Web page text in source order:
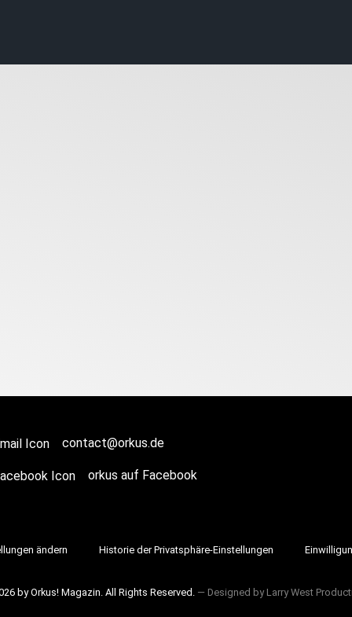
contact@orkus.de
orkus auf Facebook
ändern Historie der Privatsphäre-Einstellungen
by Orkus! Magazin. All Rights Reserved. ― Designed by Larry West